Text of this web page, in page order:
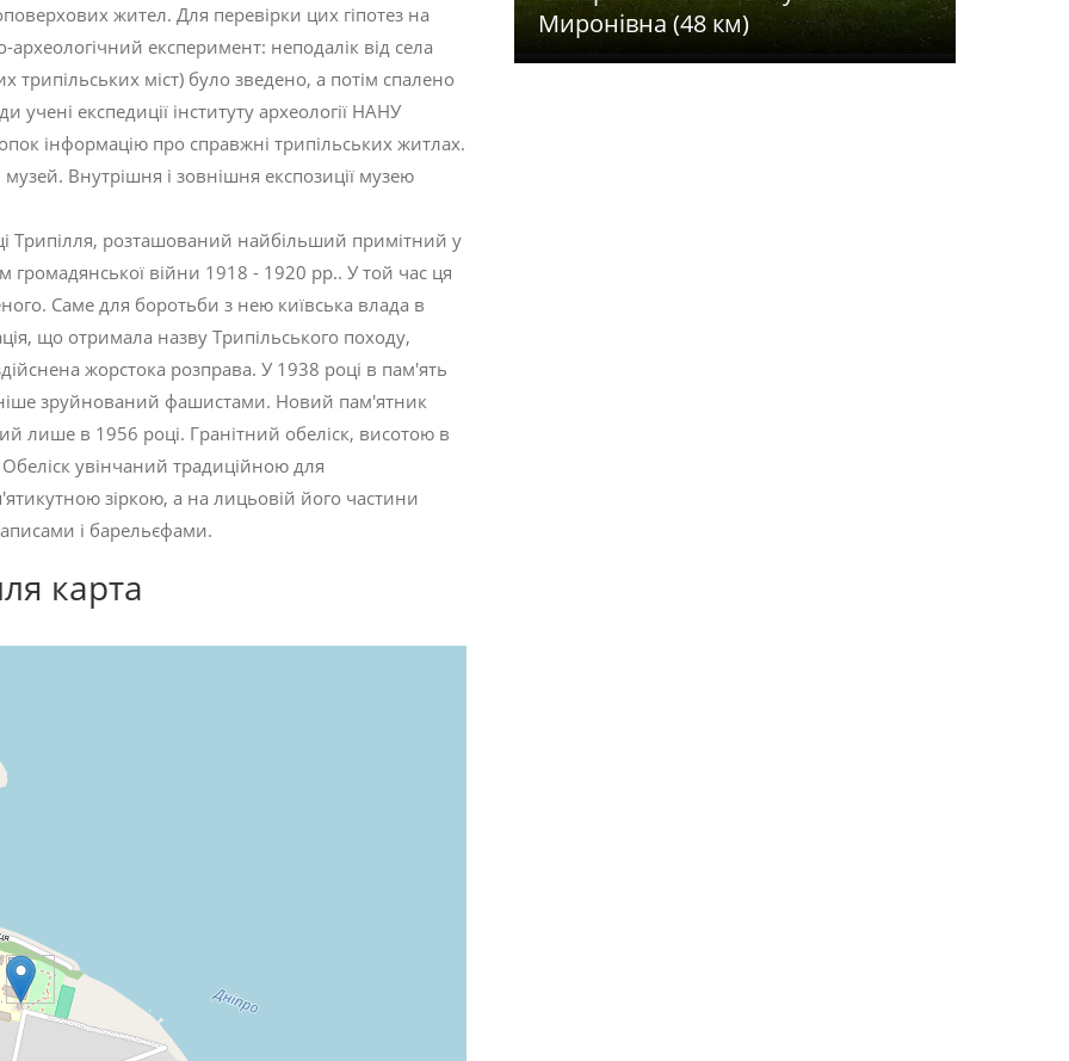
жител. Для перевірки цих гіпотез на
експеримент: неподалік від села
міст) було зведено, а потім спалено
учені експедиції інституту археології НАНУ
інформацію про справжні трипільських житлах.
Внутрішня і зовнішня експозиції музею
Трипілля, розташований найбільший примітний у
громадянської війни 1918 - 1920 рр.. У той час ця
Саме для боротьби з нею київська влада в
що отримала назву Трипільського походу,
жорстока розправа. У 1938 році в пам'ять
зруйнований фашистами. Новий пам'ятник
лише в 1956 році. Гранітний обеліск, висотою в
Обеліск увінчаний традиційною для
зіркою, а на лицьовій його частини
і барельєфами.
карта
Миронівна (48 км)